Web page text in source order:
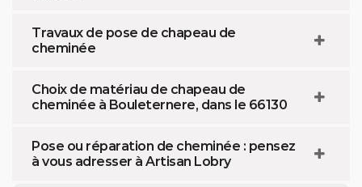
Travaux de pose de chapeau de
cheminée
Choix de matériau de chapeau de
cheminée à Bouleternere, dans le 66130
Pose ou réparation de cheminée : pensez
à vous adresser à Artisan Lobry